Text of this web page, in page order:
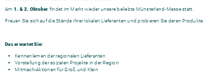
Am 1. & 2. Oktober findet im Markt wieder unsere beliebte Münsterland-Messe statt.
Freuen Sie sich auf die Stände Ihrer lokalen Lieferanten und probieren Sie deren Produkte.
Das erwartet Sie:
Kennenlernen der regionalen Lieferanten
Vorstellung der sozialen Projekte in der Region
Mitmach-Aktionen für Groß und Klein